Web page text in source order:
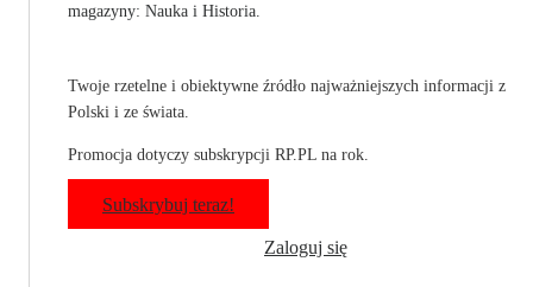
magazyny: Nauka i Historia.
Twoje rzetelne i obiektywne źródło najważniejszych informacji z
Polski i ze świata.
Promocja dotyczy subskrypcji RP.PL na rok.
Subskrybuj teraz!
Zaloguj się